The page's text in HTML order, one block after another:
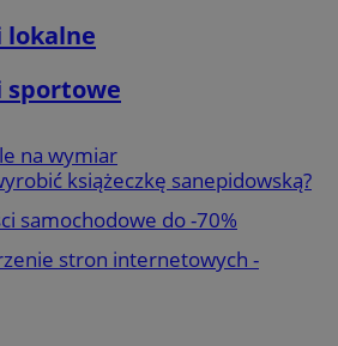
lokalne
sportowe
na wymiar
książeczkę sanepidowską?
samochodowe do -70%
stron internetowych -